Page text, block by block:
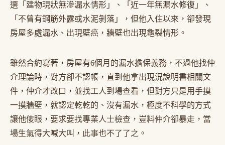
選「建物現狀無滲漏水情形」、「近一年無漏水修復」、
「不曾有鋼筋外露或水泥剝落」，但他入住以來，卻發現
房屋多處漏水、出現壁癌，牆壁也出現龜裂情形。
雖然合約寫著，房屋有6個月的漏水擔保義務，不過他找仲
介理論時，對方卻不認帳，直到他拿出現況說明書相關文
件，仲介才改口，並找工人到場查看，但對方只是用手摸
一摸牆壁，就認定乾乾的、沒有漏水，極度不科學的方式
讓他傻眼，要求要找專業人士檢查，豈料仲介卻暴走，當
場生氣得大喊大叫，此事也不了了之。